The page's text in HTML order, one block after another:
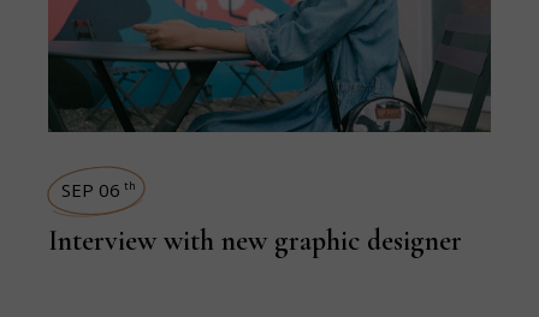
SEP 06 th
Interview with new graphic designer